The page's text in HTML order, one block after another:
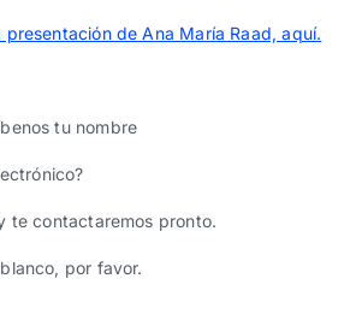
de Ana María Raad, aquí.
tu nombre
te contactaremos pronto.
por favor.